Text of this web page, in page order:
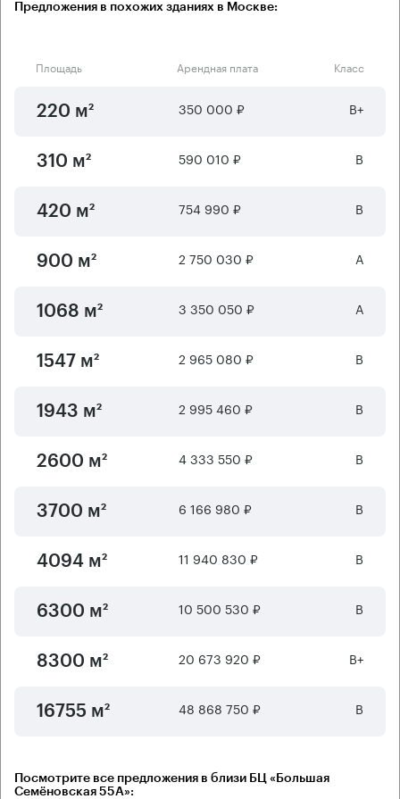
Предложения в похожих зданиях в Москве:
Площадь Арендная плата Класс
220 м² 350 000 ₽ B+
310 м² 590 010 ₽ B
420 м² 754 990 ₽ B
900 м² 2 750 030 ₽ А
1068 м² 3 350 050 ₽ А
1547 м² 2 965 080 ₽ B
1943 м² 2 995 460 ₽ B
2600 м² 4 333 550 ₽ B
3700 м² 6 166 980 ₽ B
4094 м² 11 940 830 ₽ B
6300 м² 10 500 530 ₽ B
8300 м² 20 673 920 ₽ B+
16755 м² 48 868 750 ₽ B
Посмотрите все предложения в близи БЦ «Большая
Семёновская 55А»: